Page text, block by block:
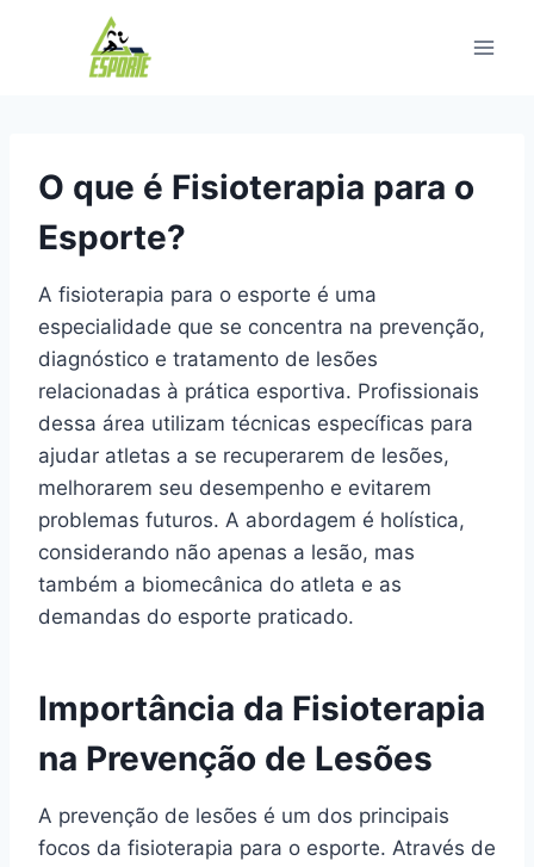
O que é Fisioterapia para o
Esporte?
A fisioterapia para o esporte é uma
especialidade que se concentra na prevenção,
diagnóstico e tratamento de lesões
relacionadas à prática esportiva. Profissionais
dessa área utilizam técnicas específicas para
ajudar atletas a se recuperarem de lesões,
melhorarem seu desempenho e evitarem
problemas futuros. A abordagem é holística,
considerando não apenas a lesão, mas
também a biomecânica do atleta e as
demandas do esporte praticado.
Importância da Fisioterapia
na Prevenção de Lesões
A prevenção de lesões é um dos principais
focos da fisioterapia para o esporte. Através de